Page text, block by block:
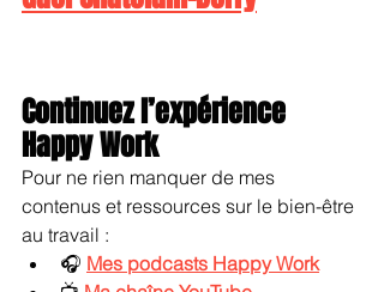
Continuez l’expérience
Happy Work
Pour ne rien manquer de mes
contenus et ressources sur le bien-être
au travail :
🎧 Mes podcasts Happy Work